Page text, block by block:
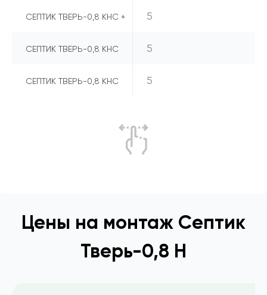
СЕПТИК ТВЕРЬ-0,8 КНС + 5
СЕПТИК ТВЕРЬ-0,8 КНС 5
СЕПТИК ТВЕРЬ-0,8 КНС 5
Цены на монтаж Септик
Тверь-0,8 Н